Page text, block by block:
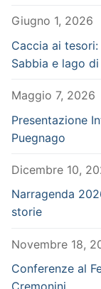
Giugno 1, 2026
Caccia ai
Sabbia e lago di
Maggio 7, 2026
Presentazione
Puegnago
Dicembre 10,
Narragenda
storie
Novembre 18,
Conferenze al